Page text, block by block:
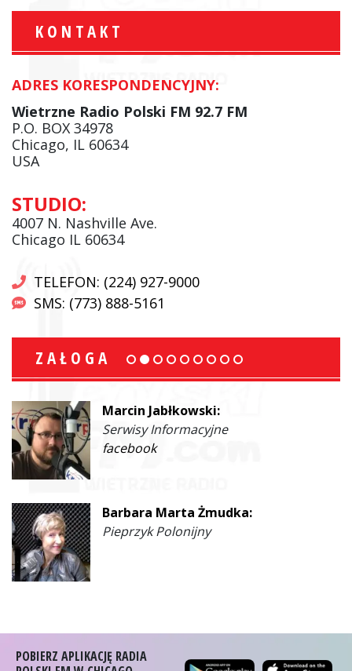
KONTAKT
ADRES KORESPONDENCYJNY:
Wietrzne Radio Polski FM 92.7 FM
P.O. BOX 34978
Chicago, IL 60634
USA
STUDIO:
4007 N. Nashville Ave.
Chicago IL 60634
TELEFON: (224) 927-9000
SMS: (773) 888-5161
ZAŁOGA
Marcin Jabłkowski:
Serwisy Informacyjne
facebook
Barbara Marta Żmudka:
Pieprzyk Polonijny
POBIERZ APLIKACJĘ RADIA